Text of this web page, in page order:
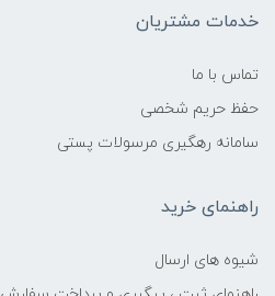
خدمات مشتریان
تماس با ما
حفظ حریم شخصی
سامانه رهگیری مرسولات پستی
راهنمای خرید
شیوه های ارسال